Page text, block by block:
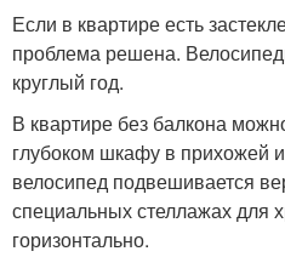
Если в квартире есть
проблема решена.
круглый год.
В квартире без балкона
глубоком шкафу в прихожей
велосипед подвешивается
специальных стеллажах для
горизонтально.